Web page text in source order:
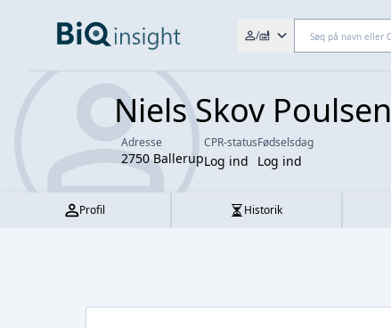
/
Niels Skov Poulsen
Adresse
2750 Ballerup
CPR-status
Log ind
Fødselsdag
Log ind
Profil Historik